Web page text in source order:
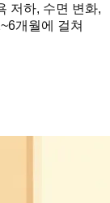
저하, 수면 변화,
개월에 걸쳐